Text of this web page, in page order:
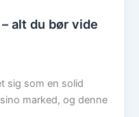
alt du bør vide
sig som en solid
marked, og denne